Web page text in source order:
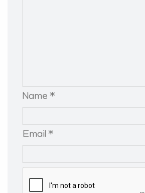
Name *
Email *